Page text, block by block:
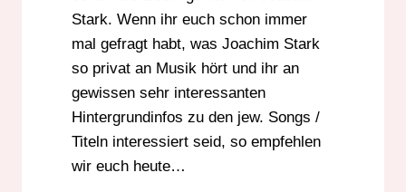
Stark. Wenn ihr euch schon immer
mal gefragt habt, was Joachim Stark
so privat an Musik hört und ihr an
gewissen sehr interessanten
Hintergrundinfos zu den jew. Songs /
Titeln interessiert seid, so empfehlen
wir euch heute…